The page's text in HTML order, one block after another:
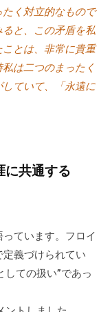
く対立的なもので
と、この矛盾を私
とは、非常に貴重
は二つのまったく
ていて、「永遠に
に共通する
ています。フロイ
定義づけられてい
しての扱い”であっ